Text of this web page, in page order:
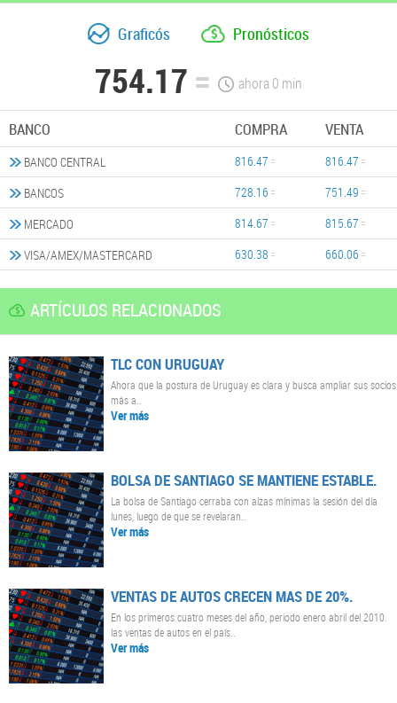
Graficós Pronósticos
754.17 ahora0 min
BANCO COMPRA VENTA
BANCO CENTRAL 816.47
816.47
BANCOS
728.16
751.49
MERCADO
814.67
815.67
VISA/AMEX/MASTERCARD
630.38 660.06
ARTÍCULOS RELACIONADOS
TLC CON URUGUAY
Ahora que la postura de Uruguay es clara y busca ampliar sus
más a..
Ver más
BOLSA DE SANTIAGO SE MANTIENE ESTABLE.
La bolsa de Santiago cerraba con alzas mínimas la sesión del día
lunes, luego de que se revelaran..
Ver más
VENTAS DE AUTOS CRECEN MAS DE 20%.
En los primeros cuatro meses del año, periodo enero abril del 2010.
las ventas de autos en el país..
Ver más